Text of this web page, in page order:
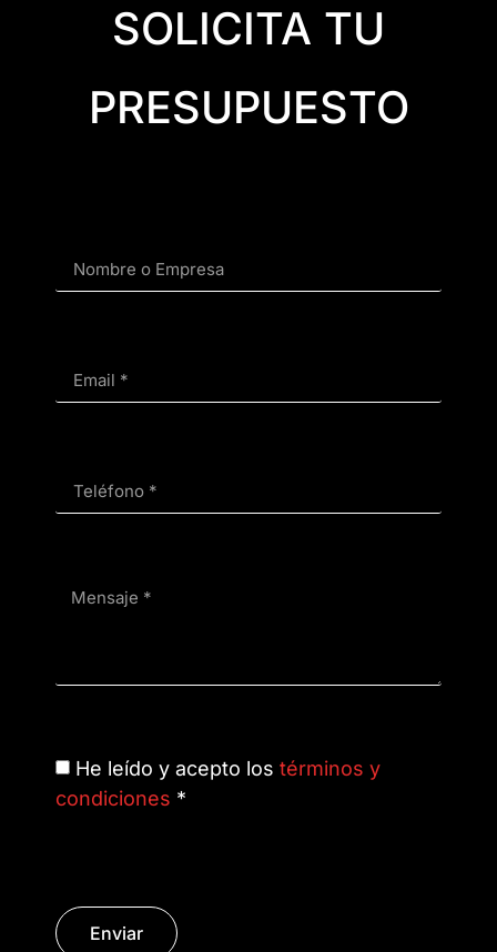
SOLICITA TU
PRESUPUESTO
He leído y acepto los términos y
condiciones *
Enviar